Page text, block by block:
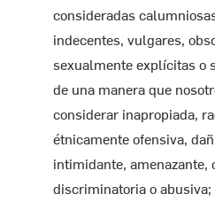
consideradas
indecentes, vulgares,
sexualmente explícitas o
de una manera que
considerar inapropiada,
étnicamente ofensiva,
intimidante, amenazante,
discriminatoria o abusiva;